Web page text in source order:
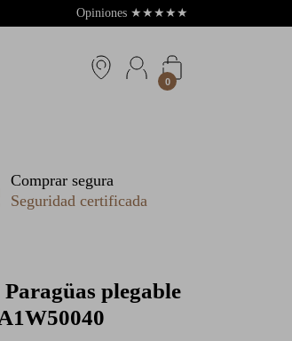
Opiniones ★ ★ ★ ★ ★
0
Comprar segura
Seguridad certificada
Paragüas plegable